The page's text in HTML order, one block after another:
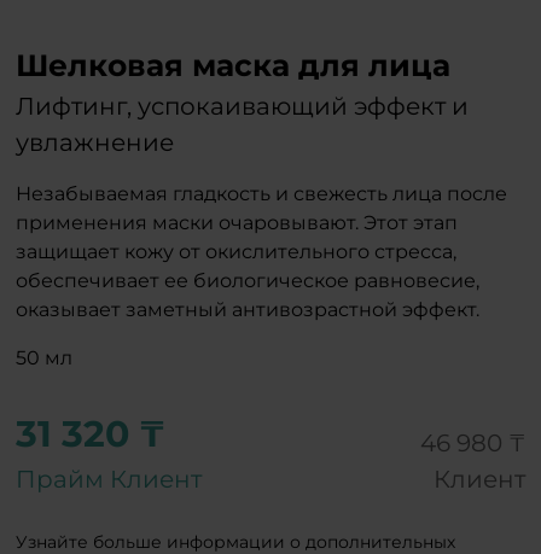
Шелковая маска для лица
Лифтинг, успокаивающий эффект и
увлажнение
Незабываемая гладкость и свежесть лица после
применения маски очаровывают. Этот этап
защищает кожу от окислительного стресса,
обеспечивает ее биологическое равновесие,
оказывает заметный антивозрастной эффект.
50 мл
31 320 ₸
Прайм Клиент
46 980 ₸
Клиент
Узнайте больше информации о дополнительных